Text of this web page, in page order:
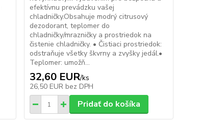
efektívnu prevádzku vašej
chladničky.Obsahuje modrý citrusový
dezodorant, teplomer do
chladničky/mrazničky a prostriedok na
čistenie chladničky. • Čistiaci prostriedok:
odstraňuje všetky škvrny a zvyšky jedál.•
Teplomer: umožň...
32,60 EUR/ks
26,50 EUR bez DPH
Pridať do košíka